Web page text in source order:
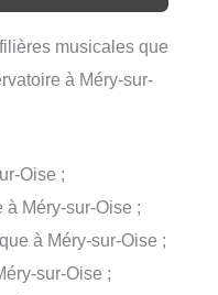
musicales que
à Méry-sur-
Oise ;
Méry-sur-Oise ;
à Méry-sur-Oise ;
sur-Oise ;